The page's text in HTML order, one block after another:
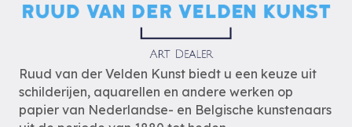
Ruud van der Velden Kunst biedt u een keuze uit
schilderijen, aquarellen en andere werken op
papier van Nederlandse- en Belgische kunstenaars